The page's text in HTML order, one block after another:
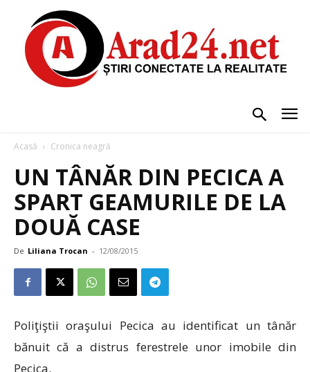
Acasă Cronica neagră
UN TÂNĂR DIN PECICA A
SPART GEAMURILE DE LA
DOUĂ CASE
De Liliana Trocan - 12/08/2015
Poliţiştii oraşului Pecica au identificat un tânăr
bănuit că a distrus ferestrele unor imobile din
Pecica.